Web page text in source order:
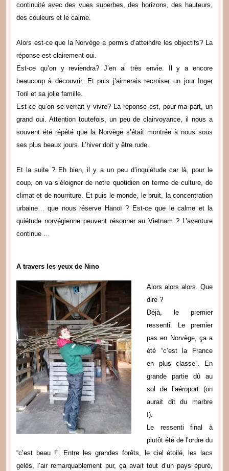
continuité avec des vues superbes, des horizons, des hauteurs,
des couleurs et le calme.
Alors est-ce que la Norvège a permis d’atteindre les objectifs? La
réponse est clairement oui.
Est-ce qu’on y reviendra? J’en ai très envie. Il y a encore
beaucoup à découvrir. Et puis j’aimerais recroiser un jour Inger
Toril et sa jolie famille.
Est-ce qu’on se verrait y vivre? La réponse est, pour ma part, un
grand oui. Attention toutefois, un peu de clairvoyance, il nous a
souvent été répété que la Norvège s’était montrée à nous sous
ses plus beaux jours. L’hiver doit y être rude.
Et la suite ? Eh bien, il y a un peu d’inquiétude car là, pour le
coup, on va s’éloigner de notre quotidien en terme de culture, de
climat et de nourriture. Et puis le monde, le bruit, la concentration
urbaine… que nous réserve Hanoï ? Est-ce que le calme et la
quiétude norvégienne peuvent résonner au Vietnam ? L’aventure
continue …
A travers les yeux de Nino
Alors alors alors. Que
dire ?
Déjà, le premier
ressenti. Le premier
pas en Norvège, ça a
été “c’est la France
en plus classe”. En
grande partie dû au
sol de l’aéroport (on
aurait dit du marbre
!).
Le ressenti final à
plutôt été de l’ordre du
“c’est beau !”. Entre les grandes forêts, le ciel étoilé, les lacs
gelés, l’air remarquablement pur, ça avait tout d’un pays épuré,